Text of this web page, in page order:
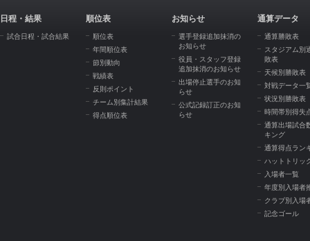
日程・結果
試合日程・試合結果
順位表
順位表
年間順位表
節別動向
戦績表
反則ポイント
チーム別集計結果
得点順位表
お知らせ
選手登録追加抹消の
お知らせ
役員・スタッフ登録
追加抹消のお知らせ
出場停止選手のお知
らせ
公式記録訂正のお知
らせ
通算データ
通算勝敗表
スタジアム別
敗表
天候別勝敗表
対戦データ一
状況別勝敗表
時間帯別得失
通算出場試合
キング
通算得点ラン
ハットトリッ
入場者一覧
年度別入場者
クラブ別入場
記念ゴール